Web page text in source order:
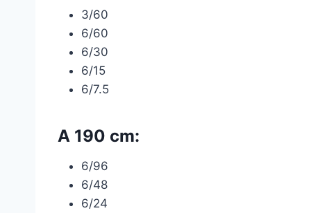
3/60
6/60
6/30
6/15
6/7.5
A 190 cm:
6/96
6/48
6/24